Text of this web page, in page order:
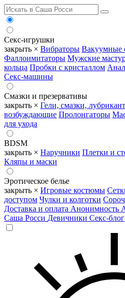
Секс-игрушки
закрыть × Вибраторы Вакуумные
Фаллоимитаторы Мужские
кольца Пробки с кристаллом
Секс-машины
Смазки и презервативы
закрыть × Гели, смазки,
возбуждающие Пролонгаторы
для ухода
BDSM
закрыть × Наручники Плетки и
Кляпы и маски
Эротическое белье
закрыть × Игровые костюмы
доступом Чулки и колготки
Доставка и оплата Анонимность
Саша Росси Девичники Секс-блог